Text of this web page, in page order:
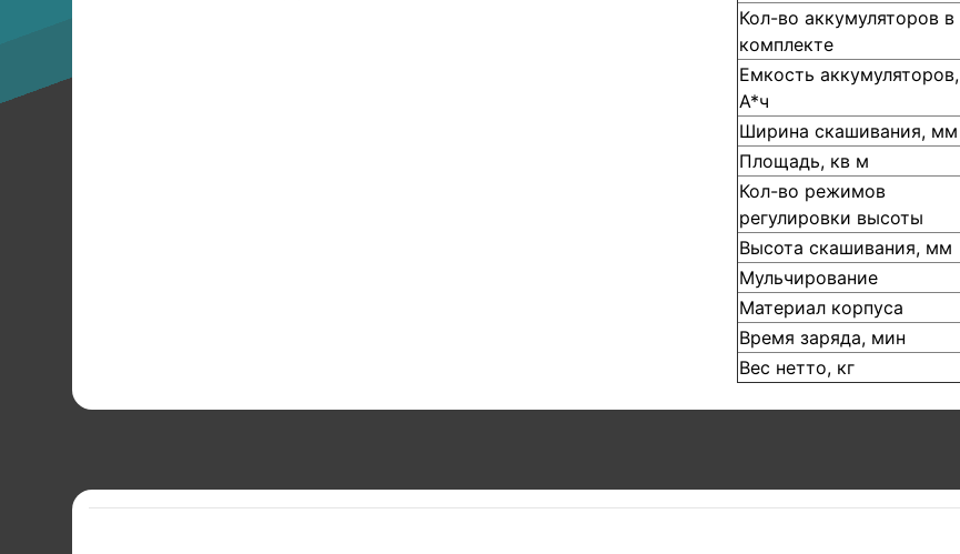
Кол-во аккумуляторов в
комплекте
Емкость аккумуляторов,
А*ч
Ширина скашивания, мм
Площадь, кв м
Кол-во режимов
регулировки высоты
Высота скашивания, мм
Мульчирование
Материал корпуса
Время заряда, мин
Вес нетто, кг